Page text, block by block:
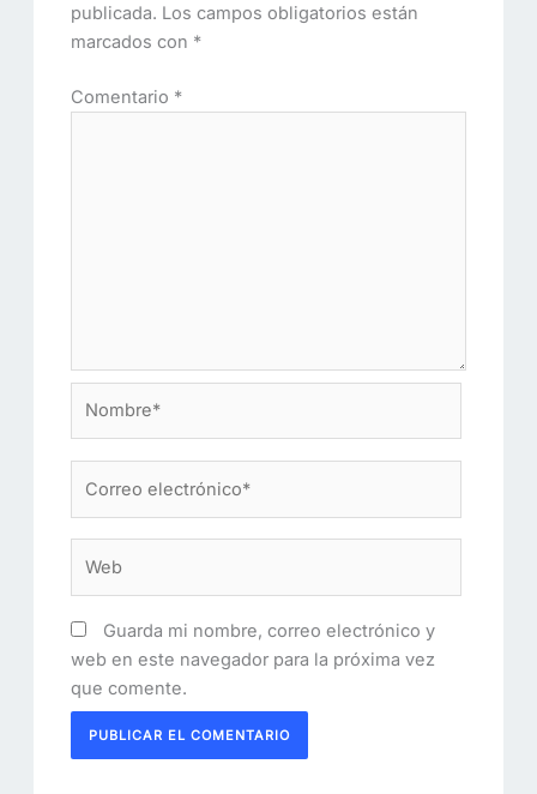
publicada. Los campos obligatorios están
marcados con *
Comentario *
electrónico*
Guarda mi nombre, correo electrónico y
web en este navegador para la próxima vez
que comente.